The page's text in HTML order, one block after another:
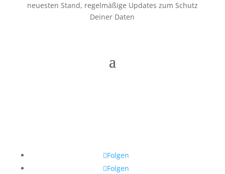
neuesten Stand, regelmäßige Updates zum Schutz
Deiner Daten
Folgen
Folgen